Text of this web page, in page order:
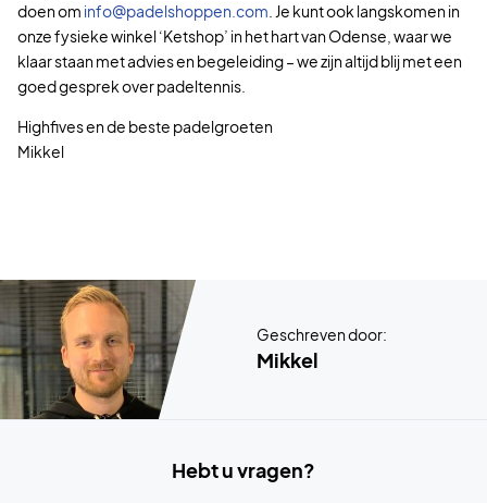
doen om info@padelshoppen.com . Je kunt ook langskomen in
onze fysieke winkel ‘Ketshop’ in het hart van Odense, waar we
klaar staan met advies en begeleiding – we zijn altijd blij met een
goed gesprek over padeltennis.
Highfives en de beste padelgroeten
Mikkel
Geschreven door:
Mikkel
Hebt u vragen?